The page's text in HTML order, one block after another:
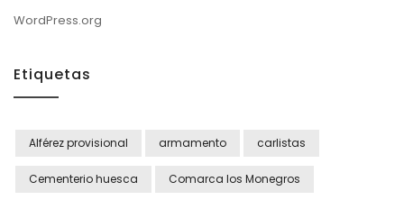
WordPress.org
Etiquetas
Alférez provisional armamento carlistas
Cementerio huesca Comarca los Monegros